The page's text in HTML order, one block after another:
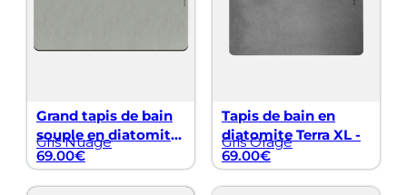
Grand tapis de bain
souple en diatomite
Vatten XXL -
Gris Nuage
69.00€
Tapis de bain en
diatomite Terra XL -
Gris Orage
69.00€